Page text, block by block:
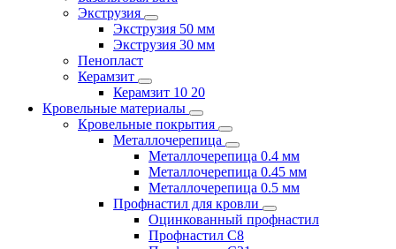
Экструзия
Экструзия 50 мм
Экструзия 30 мм
Пенопласт
Керамзит
Керамзит 10 20
Кровельные материалы
Кровельные покрытия
Металлочерепица
Металлочерепица 0.4 мм
Металлочерепица 0.45 мм
Металлочерепица 0.5 мм
Профнастил для кровли
Оцинкованный профнастил
Профнастил С8